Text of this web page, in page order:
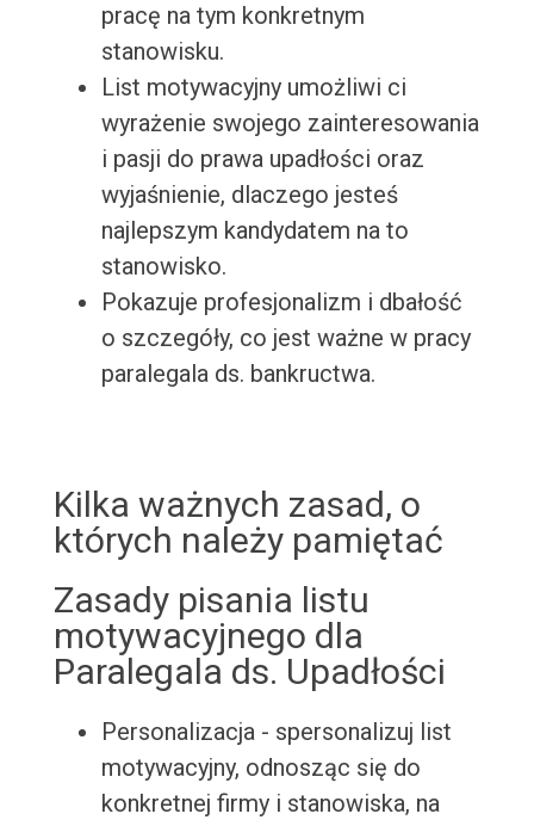
pracę na tym konkretnym
stanowisku.
List motywacyjny umożliwi ci
wyrażenie swojego zainteresowania
i pasji do prawa upadłości oraz
wyjaśnienie, dlaczego jesteś
najlepszym kandydatem na to
stanowisko.
Pokazuje profesjonalizm i dbałość
o szczegóły, co jest ważne w pracy
paralegala ds. bankructwa.
Kilka ważnych zasad, o
których należy pamiętać
Zasady pisania listu
motywacyjnego dla
Paralegala ds. Upadłości
Personalizacja - spersonalizuj list
motywacyjny, odnosząc się do
konkretnej firmy i stanowiska, na